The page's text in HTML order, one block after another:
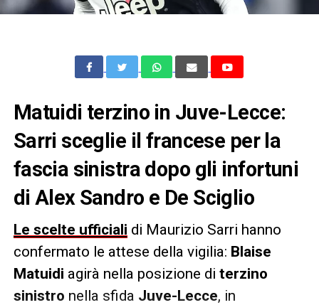
Matuidi terzino in Juve-Lecce:
Sarri sceglie il francese per la
fascia sinistra dopo gli infortuni
di Alex Sandro e De Sciglio
Le scelte ufficiali di Maurizio Sarri hanno
confermato le attese della vigilia: Blaise
Matuidi agirà nella posizione di terzino
sinistro nella sfida Juve-Lecce, in